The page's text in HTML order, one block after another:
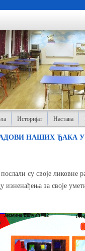
Историјат Настава
НАШИХ ЂАКА
су своје ликовне
изненађења за своје